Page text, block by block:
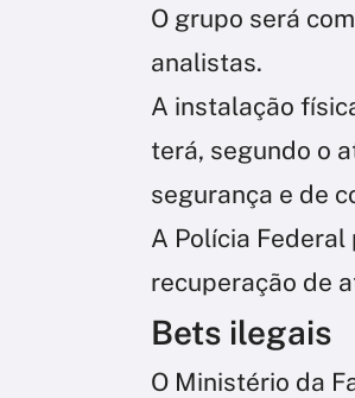
O grupo será
analistas.
A instalação
terá, segundo o
segurança e de
A Polícia
recuperação de
Bets ilegais
O Ministério da